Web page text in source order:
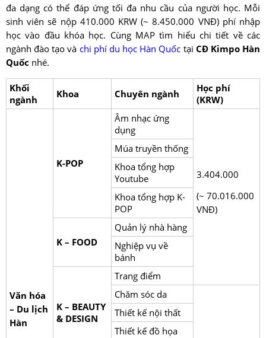
đa dạng có thể đáp ứng tối đa nhu cầu của người học. Mỗi
sinh viên sẽ nộp 410.000 KRW (~ 8.450.000 VNĐ) phí nhập
học vào đầu khóa học. Cùng MAP tìm hiểu chi tiết về các
ngành đào tạo và chi phí du học Hàn Quốc tại CĐ Kimpo Hàn
Quốc nhé.
Khối
ngành
Khoa Chuyên ngành
Học phí
(KRW)
Văn hóa
– Du lịch
Hàn
K-POP
Âm nhạc ứng
dụng
3.404.000
(~ 70.016.000
VNĐ)
Múa truyền thống
Khoa tổng hợp
Youtube
Khoa tổng hợp K-
POP
K – FOOD
Quản lý nhà hàng
Nghiệp vụ về
bánh
K – BEAUTY
& DESIGN
Trang điểm
Chăm sóc da
Thiết kế nội thất
Thiết kế đồ họa